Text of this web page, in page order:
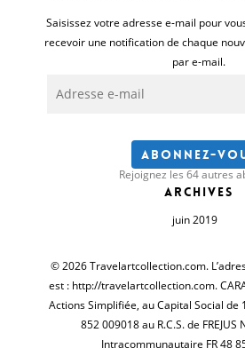
Saisissez votre adresse e-mail pour
recevoir une notification de chaque
par e-mail.
e-
Abonnez-
Rejoignez les 64 autres
Archives
juin 2019
© 2026 Travelartcollection.com.
est : http://travelartcollection.com.
Actions Simplifiée, au Capital Social de
852 009018 au R.C.S. de FREJUS
Intracommunautaire FR 48